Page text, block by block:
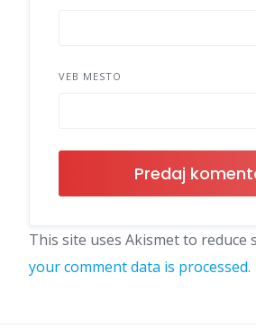
VEB MESTO
This site uses Akismet to reduce
your comment data is processed.